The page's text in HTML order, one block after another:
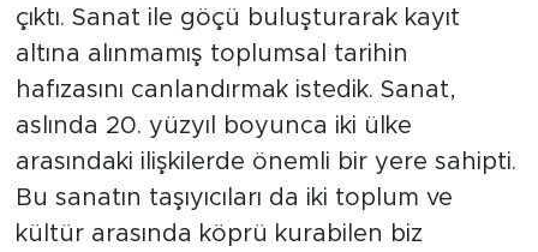
çıktı. Sanat ile göçü buluşturarak kayıt
altına alınmamış toplumsal tarihin
hafızasını canlandırmak istedik. Sanat,
aslında 20. yüzyıl boyunca iki ülke
arasındaki ilişkilerde önemli bir yere sahipti.
Bu sanatın taşıyıcıları da iki toplum ve
kültür arasında köprü kurabilen biz